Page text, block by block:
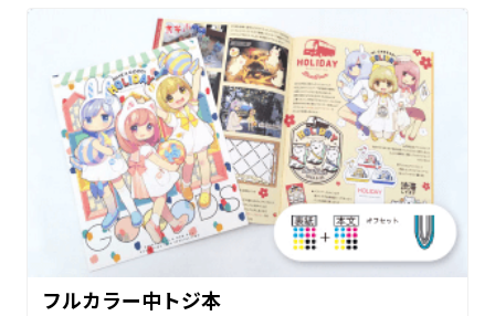
フルカラー中トジ本